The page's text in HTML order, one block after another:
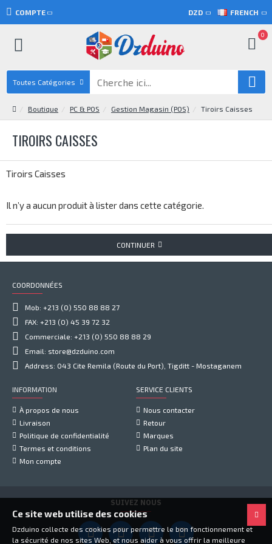
COMPTE DZD FRENCH
0
Toutes Catégories
Boutique PC & POS Gestion Magasin (POS) Tiroirs Caisses
TIROIRS CAISSES
Tiroirs Caisses
Il n’y a aucun produit à lister dans cette catégorie.
CONTINUER
COORDONNÉES
Mob: +213 (0) 550 88 88 27
FAX: +213 (0) 45 39 72 32
Commerciale: +213 (0) 550 88 88 29
Email: store@dzduino.com
Address: 043 Cite Remila (Route du Port), Tigditt - Mostaganem
INFORMATION
À propos de nous
Livraison
Politique de confidentialité
Termes et conditions
Mon compte
SERVICE CLIENTS
Nous contacter
Retour
Marques
Plan du site
SUIVEZ NOUS
Ce site web utilise des cookies
Dzduino collecte des cookies pour permettre le bon fonctionnement et
la sécurité de nos sites Web, et nous aider à vous offrir la meilleure